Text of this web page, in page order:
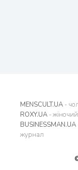
MENSCULT.UA -
ROXY.UA -
BUSINESSMAN.UA
журнал